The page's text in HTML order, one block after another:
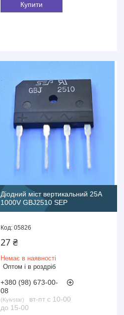
Купити
Діодний міст вертикальний 25A
1000V GBJ2510 SEP
05826
27 ₴
Немає в наявності
Оптом і в роздріб
+380 (98) 673-00-
08
Kyivstar
вт-пт с 10-00
до 15-00